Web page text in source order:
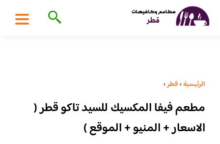
الرئيسية›قطر›
مطعم فيفا المكسيك للسيد تاكو قطر (
الاسعار + المنيو + الموقع )